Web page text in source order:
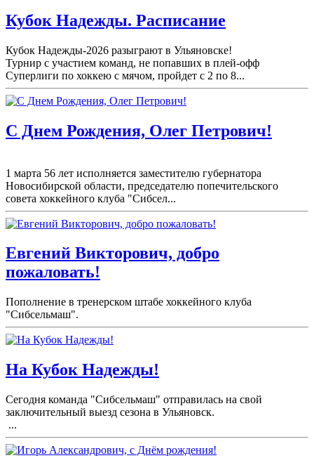
Кубок Надежды. Расписание
Кубок Надежды-2026 разыграют в Ульяновске!
Турнир с участием команд, не попавших в плей-офф
Суперлиги по хоккею с мячом, пройдет с 2 по 8...
С Днем Рождения, Олег Петрович!
1 марта 56 лет исполняется заместителю губернатора
Новосибирской области, председателю попечительского
совета хоккейного клуба "Сибсел...
Евгений Викторович, добро
пожаловать!
Пополнение в тренерском штабе хоккейного клуба
"Сибсельмаш".
На Кубок Надежды!
Сегодня команда "Сибсельмаш" отправилась на свой
заключительный выезд сезона в Ульяновск.
...